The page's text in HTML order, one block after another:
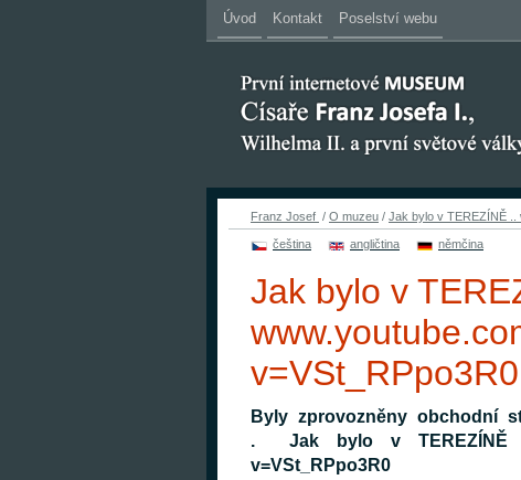
Úvod Kontakt Poselství webu
Franz Josef / O muzeu / Jak bylo v TEREZÍNĚ ..
čeština angličtina němčina
Jak bylo v
v=VSt_RPpo3R0
Byly zprovozněny obchodní
. Jak bylo v TEREZÍNĚ ..
v=VSt_RPpo3R0